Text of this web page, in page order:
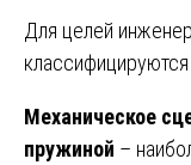
Для целей
Механическое
пружиной –